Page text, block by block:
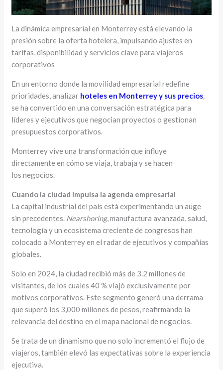
La dinámica empresarial en Monterrey está elevando la
presión sobre la oferta hotelera, impulsando ajustes en
tarifas, disponibilidad y servicios clave para viajeros
corporativos
En un entorno donde la movilidad empresarial redefine
prioridades, analizar hoteles en Monterrey y sus precios,
se ha convertido en una conversación estratégica para
líderes y ejecutivos que negocian proyectos o gestionan
presupuestos corporativos.
Monterrey vive una transformación que influye
directamente en cómo se viaja, trabaja y se hacen
los negocios.
Cuando la ciudad impulsa la agenda empresarial
La capital industrial del país está experimentando un auge
sin precedentes. Nearshoring, manufactura avanzada, salud,
tecnología y un ecosistema creciente de congresos han
colocado a Monterrey en el radar de ejecutivos y compañías
globales.
Solo en 2024, la ciudad recibió más de 3.2 millones de
visitantes, de los cuales 40 % viajó exclusivamente por
motivos corporativos. Este segmento generó una derrama
que superó los 3,000 millones de pesos, reafirmando la
relevancia del destino en el mapa nacional de negocios.
Se trata de un dinamismo que no solo incrementó el flujo de
viajeros, también elevó las expectativas sobre la experiencia
ejecutiva.